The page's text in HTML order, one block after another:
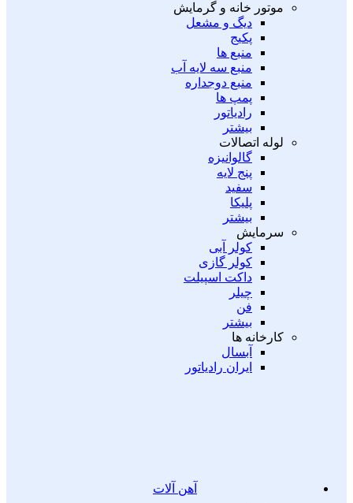
موتور خانه و گرمایش
دیگ و مشعل
پکیج
منبع ها
منبع سه لایه آب
منبع دوجداره
پمپ ها
رادیاتور
بیشتر
لوله اتصالات
گالوانیزه
پنج لایه
سفید
پلیکا
بیشتر
سرمایش
کولر آبی
کولر گازی
داکت اسپیلت
چیلر
فن
بیشتر
کارخانه ها
آبسال
ایران رادیاتور
آهن آلات